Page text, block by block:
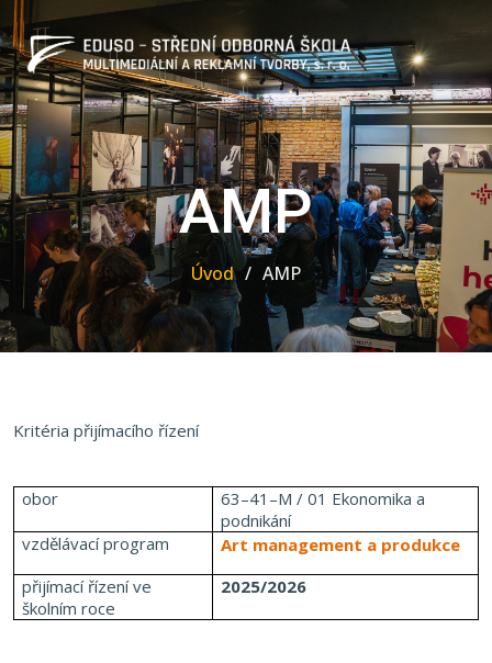
AMP
Úvod AMP
Kritéria přijímacího řízení
obor
63–41–M / 01 Ekonomika a
podnikání
vzdělávací program
Art management a produkce
přijímací řízení ve
školním roce
2025/2026